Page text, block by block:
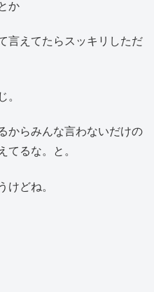
か
言えてたらスッキリしただ
からみんな言わないだけの
るな。と。
どね。